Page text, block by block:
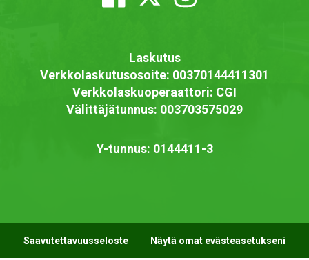
Laskutus
Verkkolaskutusosoite: 00370144411301
Verkkolaskuoperaattori: CGI
Välittäjätunnus: 003703575029
Y-tunnus: 0144411-3
Saavutettavuusseloste Näytä omat evästeasetukseni